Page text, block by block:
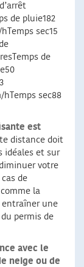
de pluie182
sec15
de
hTemps sec88
est
distance doit
idéales et sur
votre
de
la
entraîner une
permis de
avec le
neige ou de